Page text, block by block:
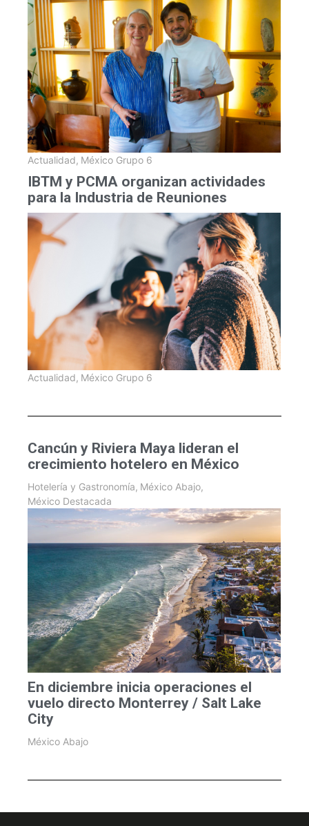
Actualidad, México Grupo 6
IBTM y PCMA organizan actividades
para la Industria de Reuniones
Actualidad, México Grupo 6
Cancún y Riviera Maya lideran el
crecimiento hotelero en México
Hotelería y Gastronomía, México Abajo,
México Destacada
En diciembre inicia operaciones el
vuelo directo Monterrey / Salt Lake
City
México Abajo